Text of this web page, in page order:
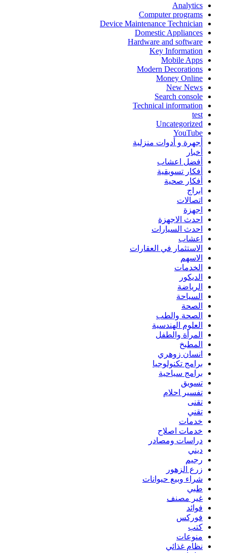
Analytics
Computer programs
Device Maintenance Technician
Domestic Appliances
Hardware and software
Key Information
Mobile Apps
Modern Decorations
Money Online
New News
Search console
Technical information
test
Uncategorized
YouTube
أجهرة و أدوات منزلية
أخبار
أفضل اعشاب
أفكار تسويقية
أفكار صحية
ابراج
اتصالات
اجهزة
احدث الاجهزة
احدث السيارات
اعشاب
الاستثمار في العقارات
الاسهم
الخدمات
الديكور
الرياضة
السياحة
الصحة
الصحة والطب
العلوم الهندسية
المرأة والطفل
المطبخ
انسان زوهري
برامج تكنولوجيا
برامج سياحية
تسويق
تفسير احلام
تقنى
تقني
خدمات
خدمات اصلاح
دراسات ومصادر
ديني
رجيم
زرع الزهور
شراء وبيع حيوانات
طبي
غير مصنف
فوائد
فوركس
كتب
منوعات
نظام غذائي